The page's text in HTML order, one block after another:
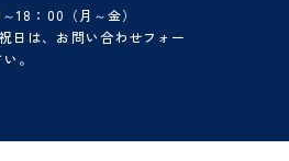
18：00（月～金）
日は、お問い合わせフォー
。